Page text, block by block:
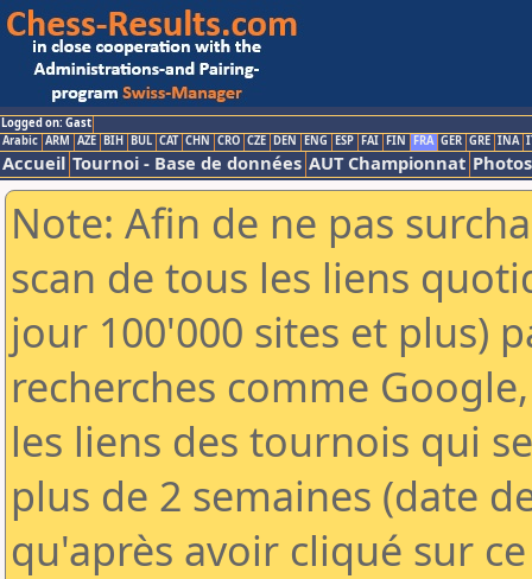
Logged on: Gast
Arabic ARM AZE BIH BUL CAT CHN CRO CZE DEN ENG ESP FAI FIN FRA GER GRE INA
Accueil Tournoi - Base de données AUT Championnat Photos
Note: Afin de ne pas
scan de tous les liens
jour 100'000 sites et plus)
recherches comme
les liens des tournois qui
plus de 2 semaines (date
qu'après avoir cliqué sur